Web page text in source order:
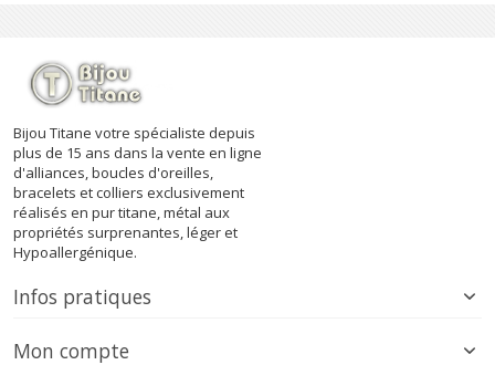
Bijou Titane votre spécialiste depuis
plus de 15 ans dans la vente en ligne
d'alliances, boucles d'oreilles,
bracelets et colliers exclusivement
réalisés en pur titane, métal aux
propriétés surprenantes, léger et
Hypoallergénique.
Infos pratiques
Mon compte